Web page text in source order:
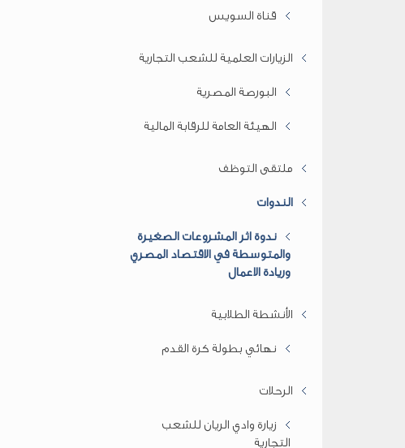
قناة السويس
الزيارات العلمية للشعب التجارية
البورصة المصرية
الهيئة العامة للرقابة المالية
ملتقى التوظف
الندوات
ندوة اثر المشروعات الصغيرة
والمتوسطة في الاقتصاد المصري
وريادة الاعمال
الأنشطة الطلابية
نهائي بطولة كرة القدم
الرحلات
زيارة وادي الريان للشعب
التجارية